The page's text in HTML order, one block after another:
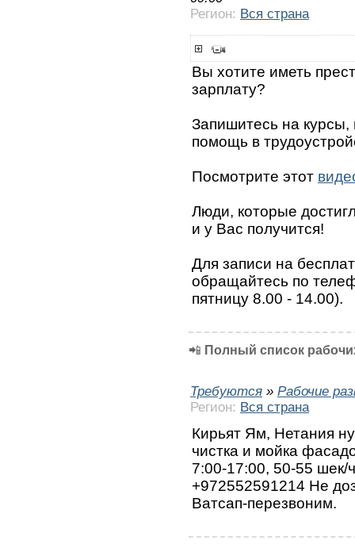
Регион: Вся страна
Вы хотите иметь
зарплату?
Запишитесь на курсы,
помощь в
Посмотрите этот
Люди, которые
и у Вас получится!
Для записи на
обращайтесь по
пятницу 8.00 - 14.00).
📲 Полный список
Требуются » Рабочие
Регион: Вся страна
Кирьят Ям, Нетания
чистка и мойка
7:00-17:00, 50-55 шек/
+972552591214 Не
Ватсап-перезвоним.